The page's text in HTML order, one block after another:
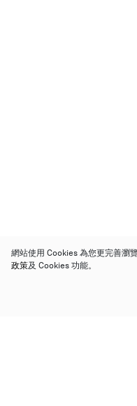
網站使用 Cookies 為您更完善瀏
政策及 Cookies 功能。